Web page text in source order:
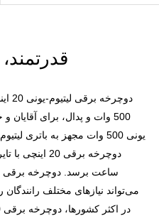
500 وات و پدال، برای
می‌تواند نیازهای مختلف